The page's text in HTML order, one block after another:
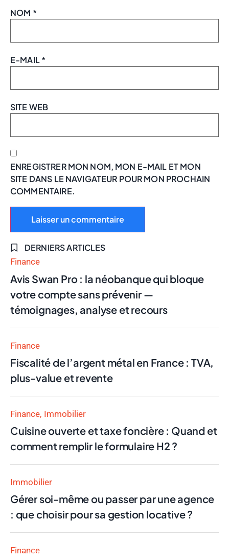
NOM *
E-MAIL*
SITE WEB
ENREGISTRER MON NOM, MON E-MAIL ET MON
SITE DANS LE NAVIGATEUR POUR MON PROCHAIN
COMMENTAIRE.
DERNIERS ARTICLES
Finance
Avis Swan Pro : la néobanque qui bloque
votre compte sans prévenir —
témoignages, analyse et recours
Finance
Fiscalité de l’argent métal en France : TVA,
plus-value et revente
Finance Immobilier
Cuisine ouverte et taxe foncière : Quand et
comment remplir le formulaire H2 ?
Immobilier
Gérer soi-même ou passer par une agence
: que choisir pour sa gestion locative ?
Finance
Finance